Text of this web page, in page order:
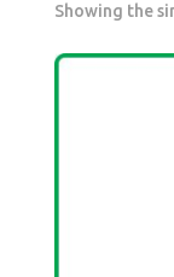
Showing the